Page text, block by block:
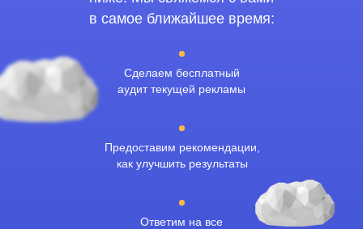
в самое ближайшее время:
Сделаем бесплатный
аудит текущей рекламы
Предоставим рекомендации,
как улучшить результаты
Ответим на все